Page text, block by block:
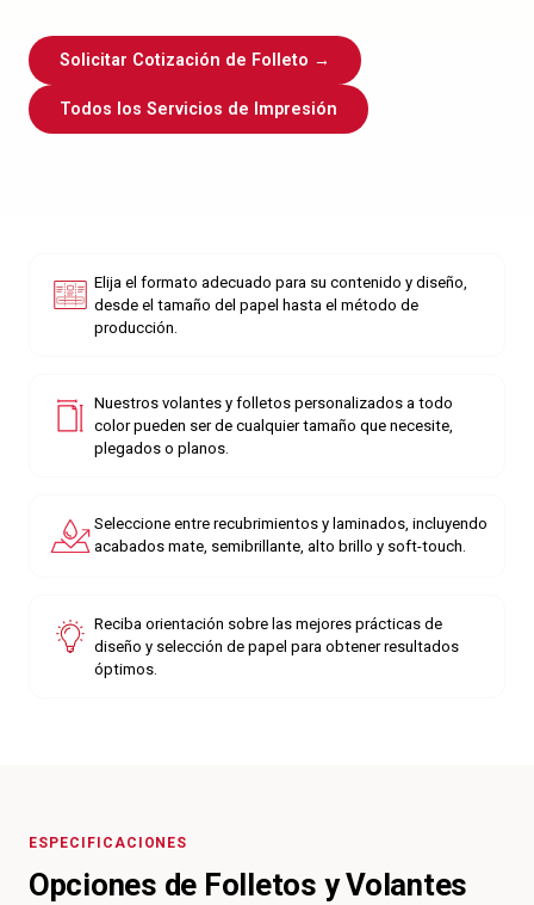
Solicitar Cotización de Folleto →
Todos los Servicios de Impresión
Elija el formato adecuado para su contenido y diseño,
desde el tamaño del papel hasta el método de
producción.
Nuestros volantes y folletos personalizados a todo
color pueden ser de cualquier tamaño que necesite,
plegados o planos.
Seleccione entre recubrimientos y laminados, incluyendo
acabados mate, semibrillante, alto brillo y soft-touch.
Reciba orientación sobre las mejores prácticas de
diseño y selección de papel para obtener resultados
óptimos.
ESPECIFICACIONES
Opciones de Folletos y Volantes